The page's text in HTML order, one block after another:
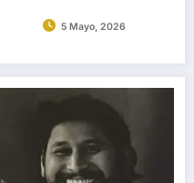
5 Mayo, 2026